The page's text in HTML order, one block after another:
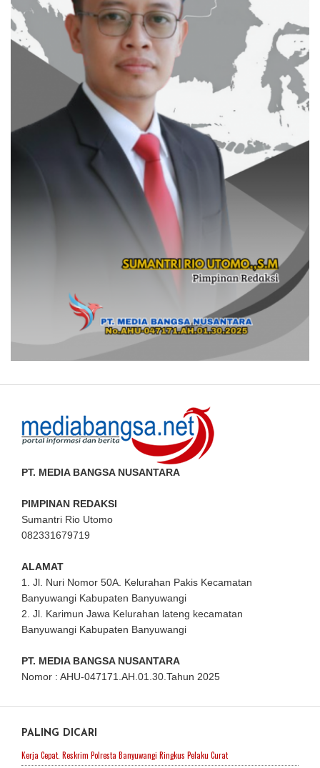
PT. MEDIA BANGSA NUSANTARA
PIMPINAN REDAKSI
Sumantri Rio Utomo
082331679719
ALAMAT
1. Jl. Nuri Nomor 50A. Kelurahan Pakis Kecamatan
Banyuwangi Kabupaten Banyuwangi
2. Jl. Karimun Jawa Kelurahan lateng kecamatan
Banyuwangi Kabupaten Banyuwangi
PT. MEDIA BANGSA NUSANTARA
Nomor : AHU-047171.AH.01.30.Tahun 2025
PALING DICARI
Kerja Cepat. Reskrim Polresta Banyuwangi Ringkus Pelaku Curat